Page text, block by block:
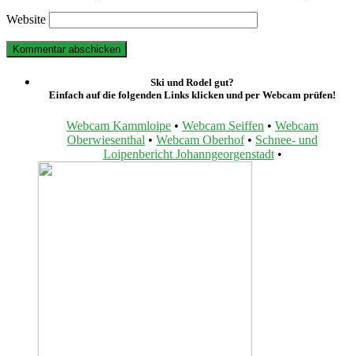
Website
Ski und Rodel gut?
Einfach auf die folgenden Links klicken und per Webcam prüfen!
Webcam Kammloipe • Webcam Seiffen • Webcam
Oberwiesenthal • Webcam Oberhof• Schnee- und
Loipenbericht Johanngeorgenstadt•